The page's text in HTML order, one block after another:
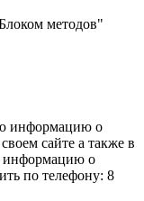
методов"
информацию о
сайте а также в
информацию о
по телефону: 8